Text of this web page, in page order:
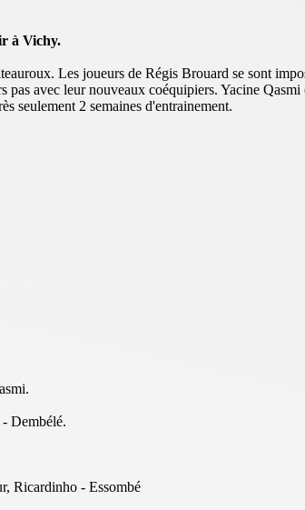
à Vichy.
Les joueurs de Régis Brouard se sont
avec leur nouveaux coéquipiers. Yacine
seulement 2 semaines d'entrainement.
Dembélé.
Ricardinho - Essombé